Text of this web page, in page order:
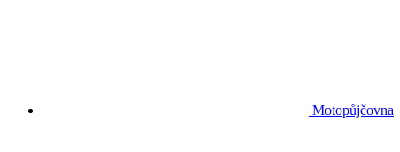
Motopůjčovna